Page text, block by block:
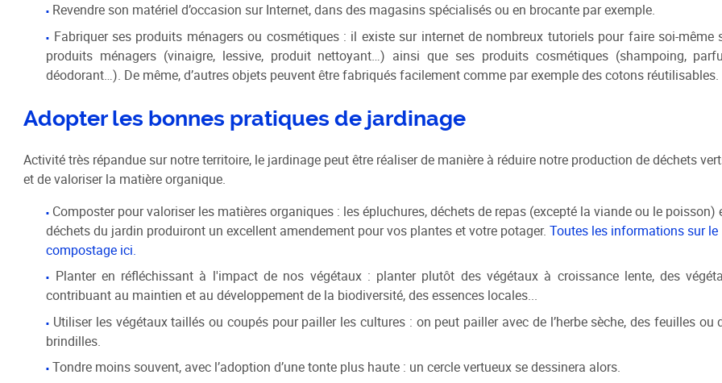
Revendre son matériel d’occasion sur Internet, dans des magasins spécialisés ou en brocante par exemple.
Fabriquer ses produits ménagers ou cosmétiques : il existe sur internet de nombreux tutoriels pour faire soi-même
produits ménagers (vinaigre, lessive, produit nettoyant…) ainsi que ses produits cosmétiques (shampoing,
déodorant…). De même, d’autres objets peuvent être fabriqués facilement comme par exemple des cotons réutilisables.
Adopter les bonnes pratiques de jardinage
Activité très répandue sur notre territoire, le jardinage peut être réaliser de manière à réduire notre production de déchets
et de valoriser la matière organique.
Composter pour valoriser les matières organiques : les épluchures, déchets de repas (excepté la viande ou le poisson)
déchets du jardin produiront un excellent amendement pour vos plantes et votre potager.Toutes les informations sur le
compostage ici.
Planter en réfléchissant à l'impact de nos végétaux : planter plutôt des végétaux à croissance lente, des
contribuant au maintien et au développement de la biodiversité, des essences locales...
Utiliser les végétaux taillés ou coupés pour pailler les cultures : on peut pailler avec de l’herbe sèche, des feuilles ou
brindilles.
Tondre moins souvent, avec l’adoption d’une tonte plus haute : un cercle vertueux se dessinera alors.